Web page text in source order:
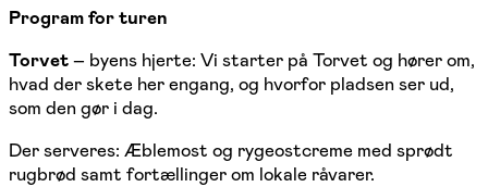
Program for turen
Torvet– byens hjerte: Vi starter på Torvet og hører om,
hvad der skete her engang, og hvorfor pladsen ser ud,
som den gør i dag.
Der serveres: Æblemost og rygeostcreme med sprødt
rugbrød samt fortællinger om lokale råvarer.